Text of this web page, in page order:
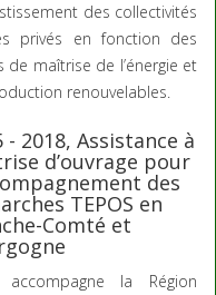
des collectivités
privés en fonction des
de maîtrise de l’énergie et
renouvelables.
- 2018, Assistance à
d’ouvrage pour
des
TEPOS en
Comté et
accompagne la Région